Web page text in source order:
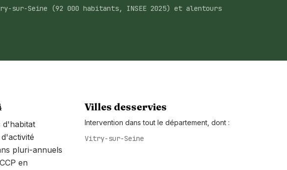
sur-Seine (92 000 habitants, INSEE 2025) et alentours
d'habitat
pluri-annuels
en
Villes desservies
Intervention dans tout le département, dont :
Vitry-sur-Seine